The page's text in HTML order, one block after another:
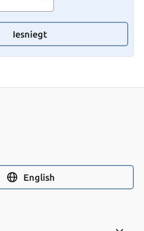
Iesniegt
English